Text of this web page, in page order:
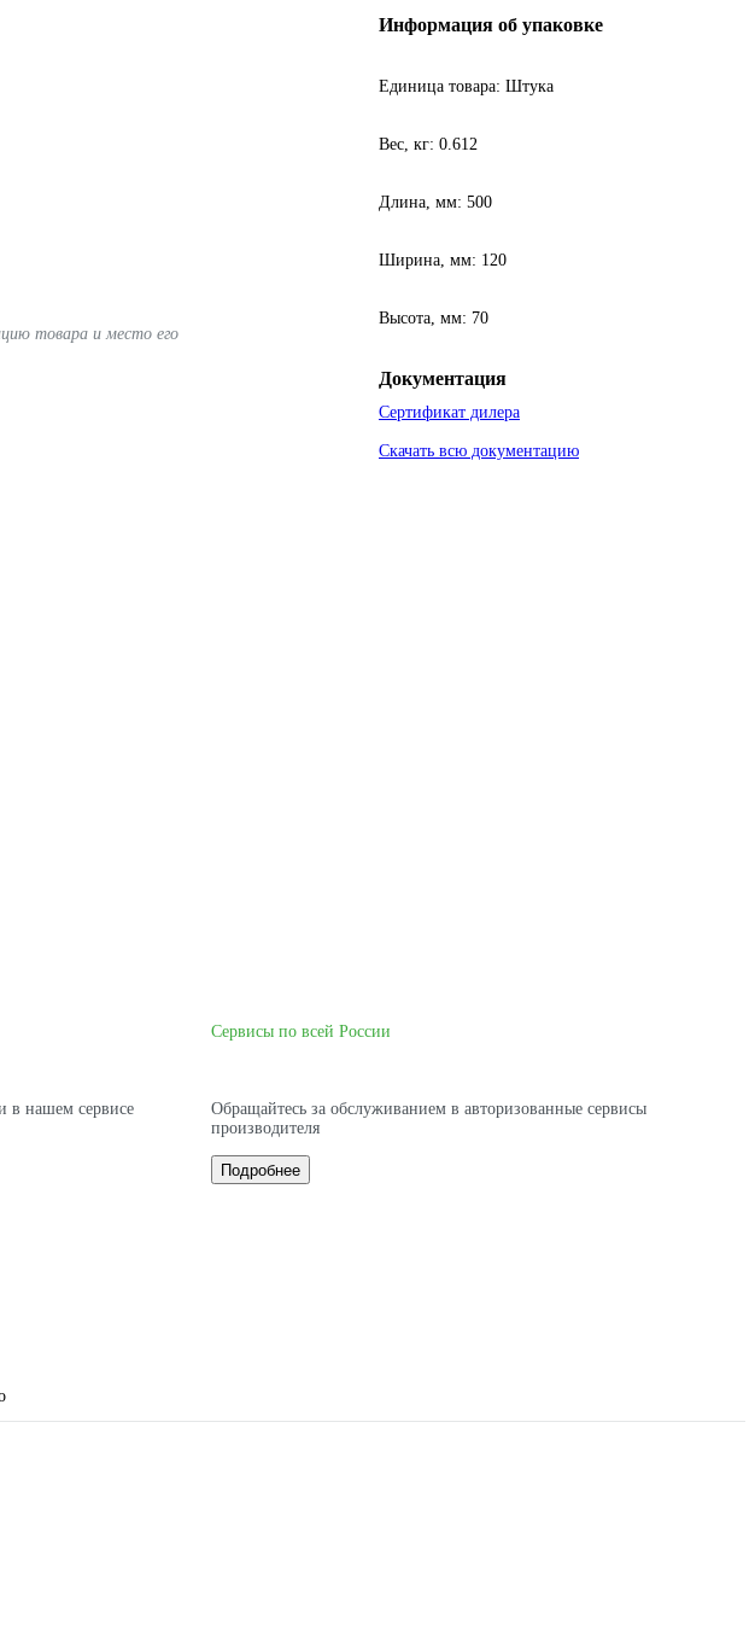
товара и место его
Информация об упаковке
Единица товара: Штука
Вес, кг: 0.612
Длина, мм: 500
Ширина, мм: 120
Высота, мм: 70
Документация
Сертификат дилера
Скачать всю документацию
в нашем сервисе
Сервисы по всей России
Обращайтесь за обслуживанием в авторизованные сервисы
производителя
Подробнее